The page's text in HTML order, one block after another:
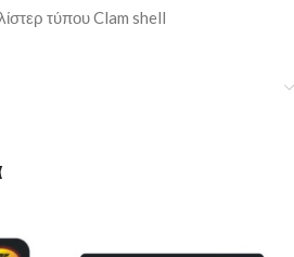
τύπου Clam shell